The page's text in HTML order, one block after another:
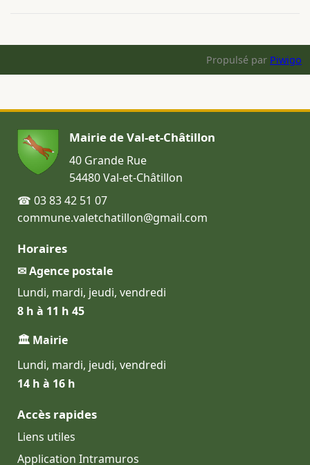
Propulsé par Piwigo
Mairie de Val-et-Châtillon
40 Grande Rue
54480 Val-et-Châtillon
☎ 03 83 42 51 07
commune.valetchatillon@gmail.com
Horaires
✉ Agence postale
Lundi, mardi, jeudi, vendredi
8 h à 11 h 45
🏛 Mairie
Lundi, mardi, jeudi, vendredi
14 h à 16 h
Accès rapides
Liens utiles
Application Intramuros